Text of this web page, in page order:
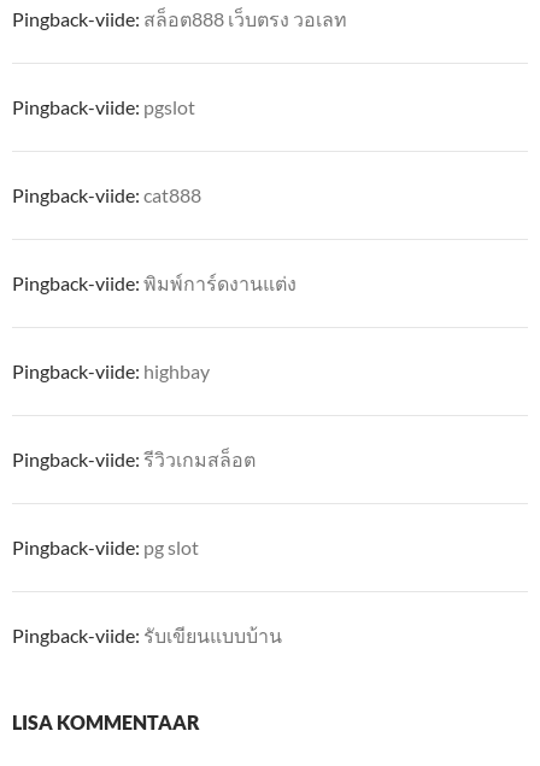
Pingback-viide: สล็อต888 เว็บตรง วอเลท
Pingback-viide: pgslot
Pingback-viide: cat888
Pingback-viide: พิมพ์การ์ดงานแต่ง
Pingback-viide: highbay
Pingback-viide: รีวิวเกมสล็อต
Pingback-viide: pg slot
Pingback-viide: รับเขียนแบบบ้าน
LISA KOMMENTAAR